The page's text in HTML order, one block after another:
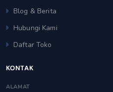
Blog & Berita
Hubungi Kami
Daftar Toko
KONTAK
ALAMAT